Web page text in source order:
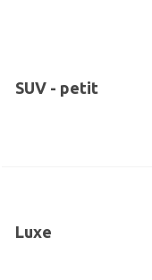
SUV - petit
Luxe